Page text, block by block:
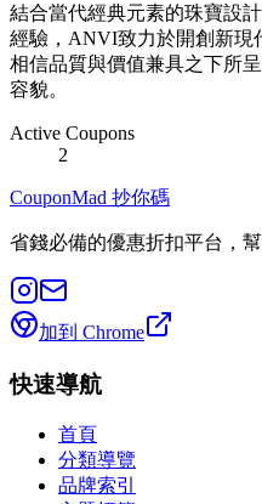
結合當代經典元素的珠寶設
經驗，ANVI致力於開創新現
相信品質與價值兼具之下所
容貌。
Active Coupons
2
CouponMad 抄你碼
省錢必備的優惠折扣平台，
加到 Chrome
快速導航
首頁
分類導覽
品牌索引